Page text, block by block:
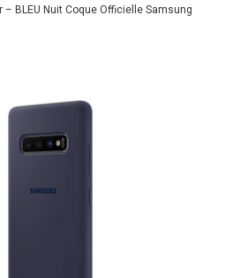
– BLEU Nuit Coque Officielle Samsung